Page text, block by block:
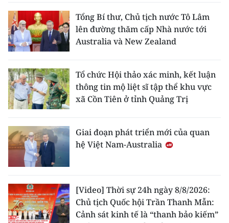
Tổng Bí thư, Chủ tịch nước Tô Lâm
lên đường thăm cấp Nhà nước tới
Australia và New Zealand
Tổ chức Hội thảo xác minh, kết luận
thông tin mộ liệt sĩ tập thể khu vực
xã Cồn Tiên ở tỉnh Quảng Trị
Giai đoạn phát triển mới của quan
hệ Việt Nam-Australia
[Video] Thời sự 24h ngày 8/8/2026:
Chủ tịch Quốc hội Trần Thanh Mẫn:
Cảnh sát kinh tế là “thanh bảo kiếm”